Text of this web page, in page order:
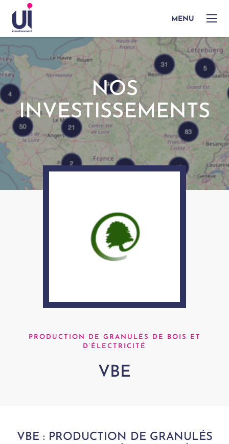
MENU
NOS
INVESTISSEMENTS
PRODUCTION DE GRANULÉS DE BOIS ET
D’ÉLECTRICITÉ
VBE
VBE : PRODUCTION DE GRANULÉS